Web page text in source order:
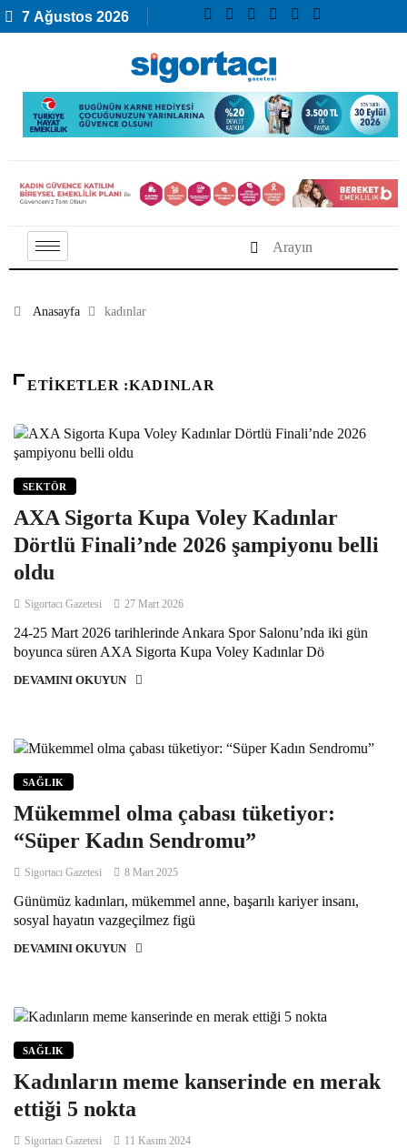
7 Ağustos 2026
Anasayfa kadınlar
ETIKETLER :KADINLAR
SEKTÖR
AXA Sigorta Kupa Voley Kadınlar
Dörtlü Finali’nde 2026 şampiyonu belli
oldu
Sigortacı Gazetesi 27 Mart 2026
24-25 Mart 2026 tarihlerinde Ankara Spor Salonu’nda iki gün
boyunca süren AXA Sigorta Kupa Voley Kadınlar Dö
DEVAMINI OKUYUN
SAĞLIK
Mükemmel olma çabası tüketiyor:
“Süper Kadın Sendromu”
Sigortacı Gazetesi 8 Mart 2025
Günümüz kadınları, mükemmel anne, başarılı kariyer insanı,
sosyal hayatın vazgeçilmez figü
DEVAMINI OKUYUN
SAĞLIK
Kadınların meme kanserinde en merak
ettiği 5 nokta
Sigortacı Gazetesi 11 Kasım 2024